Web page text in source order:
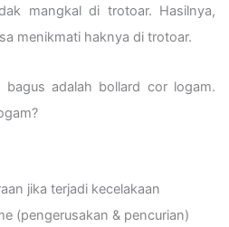
mangkal di trotoar. Hasilnya,
menikmati haknya di trotoar.
bagus adalah bollard cor logam.
jika terjadi kecelakaan
(pengerusakan & pencurian)